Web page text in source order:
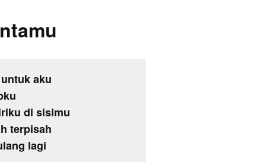
aku
di sisimu
terpisah
lagi